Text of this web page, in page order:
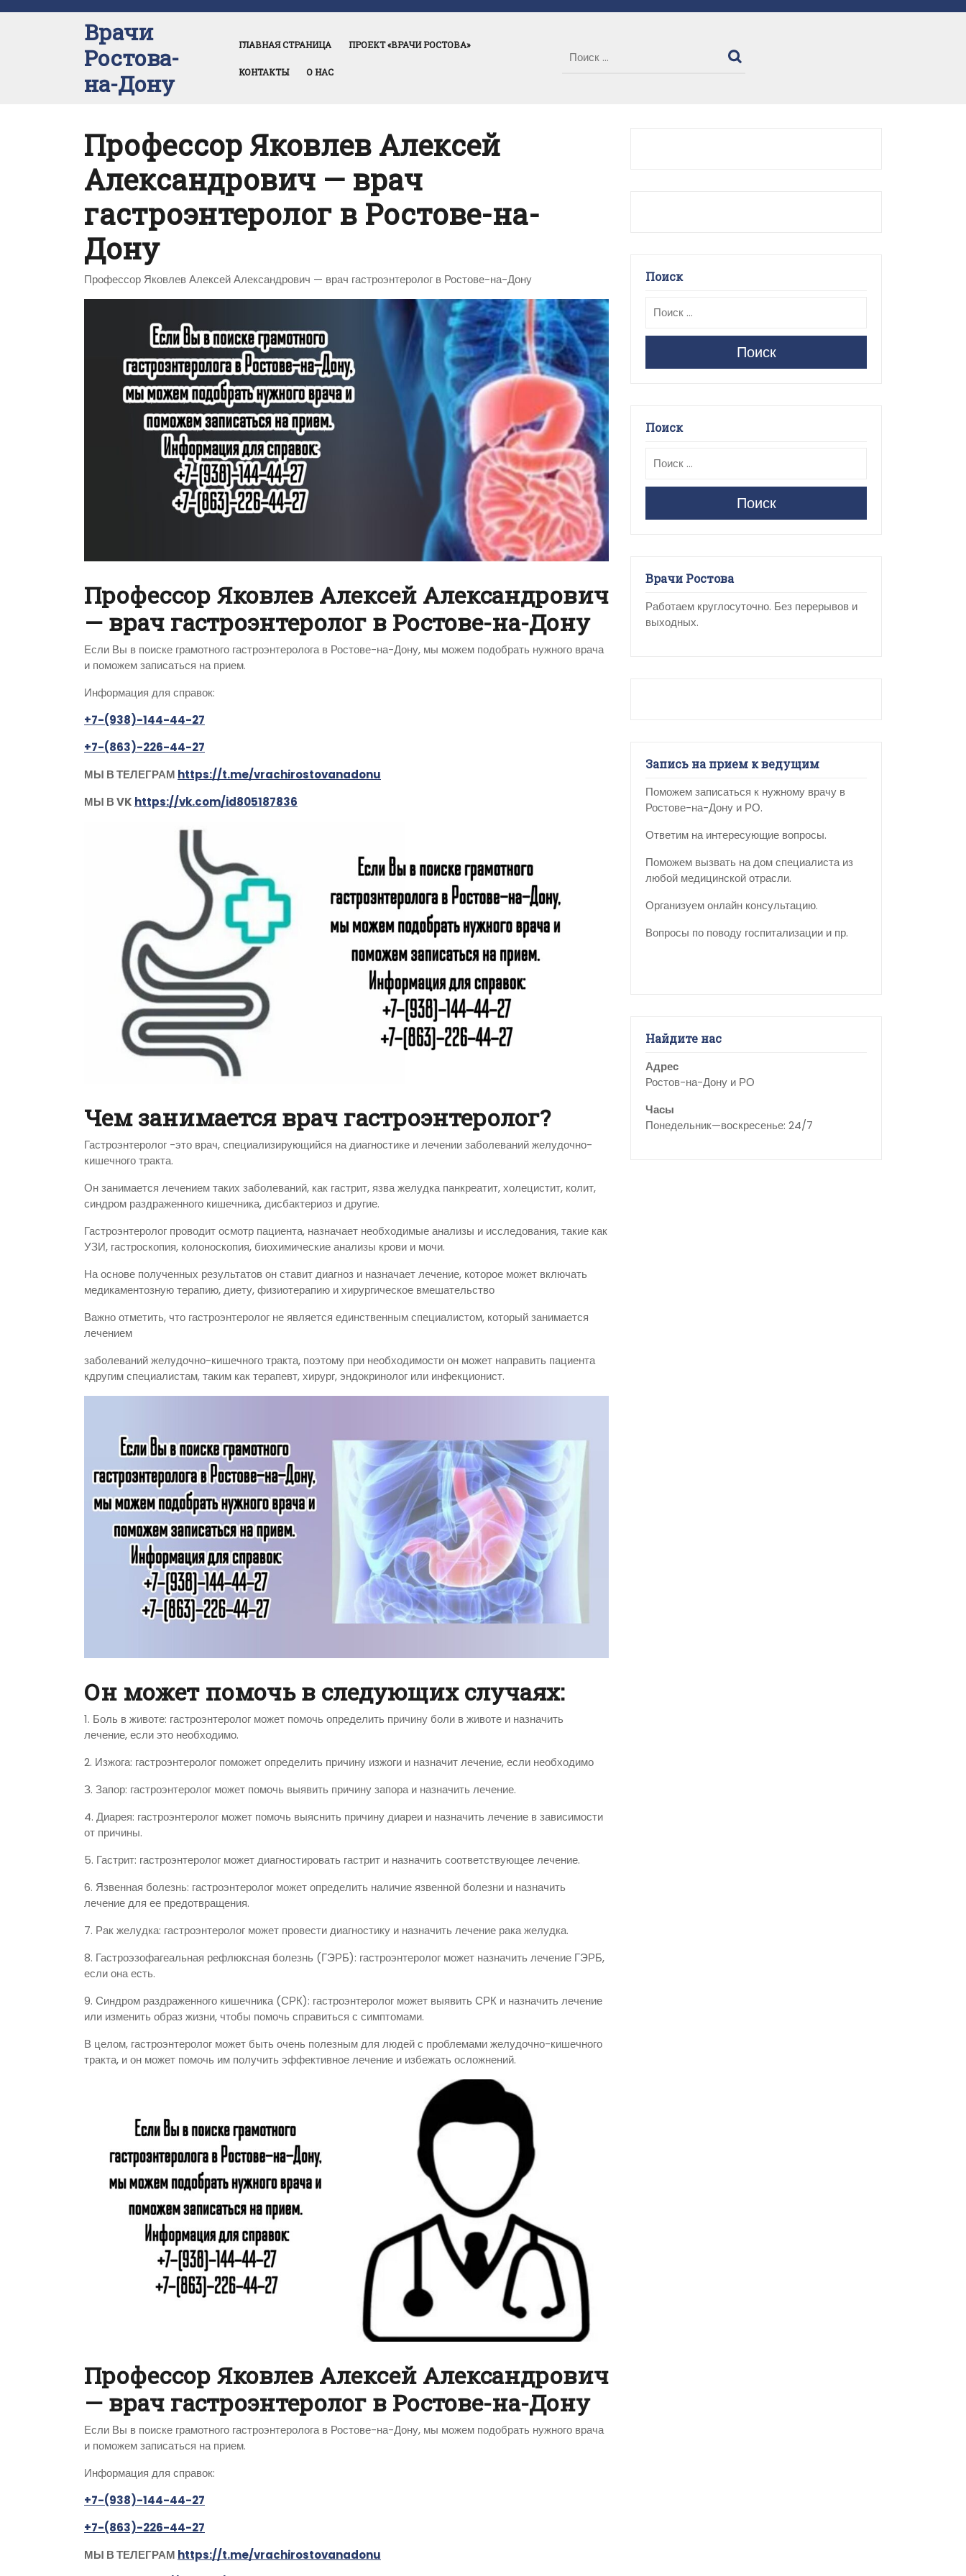
Врачи
Ростова-
на-Дону
ГЛАВНАЯ СТРАНИЦА ПРОЕКТ «ВРАЧИ РОСТОВА»
КОНТАКТЫ О НАС
Профессор Яковлев Алексей
Александрович — врач
гастроэнтеролог в Ростове-на-
Дону
Профессор Яковлев Алексей Александрович — врач гастроэнтеролог в Ростове-на-Дону
Профессор Яковлев Алексей Александрович
— врач гастроэнтеролог в Ростове-на-Дону
Если Вы в поиске грамотного гастроэнтеролога в Ростове-на-Дону, мы можем подобрать нужного врача
и поможем записаться на прием.
Информация для справок:
+7-(938)-144-44-27
+7-(863)-226-44-27
МЫ В ТЕЛЕГРАМ https://t.me/vrachirostovanadonu
МЫ В VK https://vk.com/id805187836
Чем занимается врач гастроэнтеролог?
Гастроэнтеролог -это врач, специализирующийся на диагностике и лечении заболеваний желудочно-
кишечного тракта.
Он занимается лечением таких заболеваний, как гастрит, язва желудка панкреатит, холецистит, колит,
синдром раздраженного кишечника, дисбактериоз и другие.
Гастроэнтеролог проводит осмотр пациента, назначает необходимые анализы и исследования, такие как
УЗИ, гастроскопия, колоноскопия, биохимические анализы крови и мочи.
На основе полученных результатов он ставит диагноз и назначает лечение, которое может включать
медикаментозную терапию, диету, физиотерапию и хирургическое вмешательство
Важно отметить, что гастроэнтеролог не является единственным специалистом, который занимается
лечением
заболеваний желудочно-кишечного тракта, поэтому при необходимости он может направить пациента
кдругим специалистам, таким как терапевт, хирург, эндокринолог или инфекционист.
Он может помочь в следующих случаях:
1. Боль в животе: гастроэнтеролог может помочь определить причину боли в животе и назначить
лечение, если это необходимо.
2. Изжога: гастроэнтеролог поможет определить причину изжоги и назначит лечение, если необходимо
З. Запор: гастроэнтеролог может помочь выявить причину запора и назначить лечение.
4. Диарея: гастроэнтеролог может помочь выяснить причину диареи и назначить лечение в зависимости
от причины.
5. Гастрит: гастроэнтеролог может диагностировать гастрит и назначить соответствующее лечение.
6. Язвенная болезнь: гастроэнтеролог может определить наличие язвенной болезни и назначить
лечение для ее предотвращения.
7. Рак желудка: гастроэнтеролог может провести диагностику и назначить лечение рака желудка.
8. Гастроэзофагеальная рефлюксная болезнь (ГЭРБ): гастроэнтеролог может назначить лечение ГЭРБ,
если она есть.
9. Синдром раздраженного кишечника (СРК): гастроэнтеролог может выявить СРК и назначить лечение
или изменить образ жизни, чтобы помочь справиться с симптомами.
В целом, гастроэнтеролог может быть очень полезным для людей с проблемами желудочно-кишечного
тракта, и он может помочь им получить эффективное лечение и избежать осложнений.
Профессор Яковлев Алексей Александрович
— врач гастроэнтеролог в Ростове-на-Дону
Если Вы в поиске грамотного гастроэнтеролога в Ростове-на-Дону, мы можем подобрать нужного врача
и поможем записаться на прием.
Информация для справок:
+7-(938)-144-44-27
+7-(863)-226-44-27
МЫ В ТЕЛЕГРАМ https://t.me/vrachirostovanadonu
Поиск
Поиск
Поиск
Поиск
Врачи Ростова
Работаем круглосуточно. Без перерывов и
выходных.
Запись на прием к ведущим
Поможем записаться к нужному врачу в
Ростове-на-Дону и РО.
Ответим на интересующие вопросы.
Поможем вызвать на дом специалиста из
любой медицинской отрасли.
Организуем онлайн консультацию.
Вопросы по поводу госпитализации и пр.
Найдите нас
Адрес
Ростов-на-Дону и РО
Часы
Понедельник—воскресенье: 24/7